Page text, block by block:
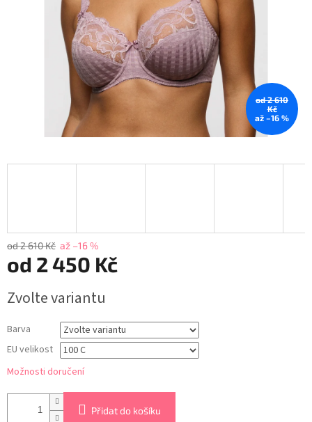
od 2 610
Kč
až –16 %
od 2 610 Kč až –16 %
od 2 450 Kč
cena:
Zvolte variantu
Barva
EU velikost
Možnosti doručení
Přidat do košíku